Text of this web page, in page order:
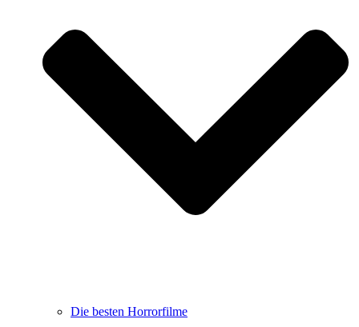
Die besten Horrorfilme